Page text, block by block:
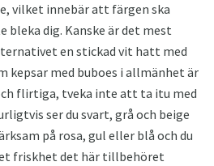
vilket innebär att färgen ska
dig. Kanske är det mest
en stickad vit hatt med
kepsar med buboes i allmänhet är
flirtiga, tveka inte att ta itu med
ser du svart, grå och beige
på rosa, gul eller blå och du
friskhet det här tillbehöret